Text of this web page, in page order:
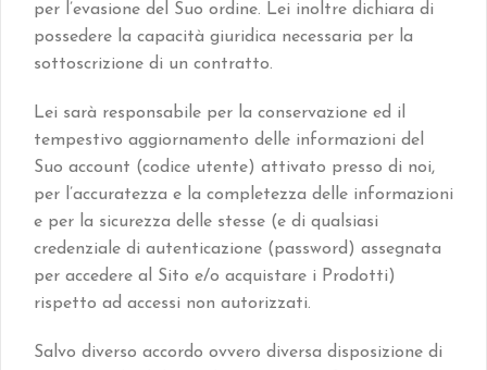
per l’evasione del Suo ordine. Lei inoltre dichiara di
possedere la capacità giuridica necessaria per la
sottoscrizione di un contratto.
Lei sarà responsabile per la conservazione ed il
tempestivo aggiornamento delle informazioni del
Suo account (codice utente) attivato presso di noi,
per l’accuratezza e la completezza delle informazioni
e per la sicurezza delle stesse (e di qualsiasi
credenziale di autenticazione (password) assegnata
per accedere al Sito e/o acquistare i Prodotti)
rispetto ad accessi non autorizzati.
Salvo diverso accordo ovvero diversa disposizione di